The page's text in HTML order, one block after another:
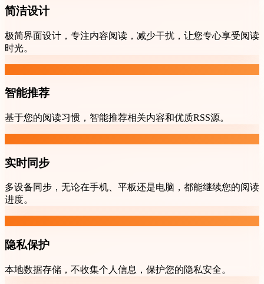
简洁设计
极简界面设计，专注内容阅读，减少干扰，让您专心享受阅读
时光。
智能推荐
基于您的阅读习惯，智能推荐相关内容和优质RSS源。
实时同步
多设备同步，无论在手机、平板还是电脑，都能继续您的阅读
进度。
隐私保护
本地数据存储，不收集个人信息，保护您的隐私安全。